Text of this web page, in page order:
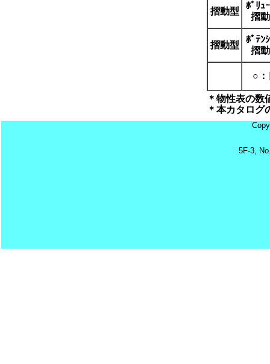
摺動型
ﾎﾞﾘｭ
摺
摺動型
ﾎﾟﾃﾝ
摺
○：
＊物性表の数
＊本カタログ
5F-3,